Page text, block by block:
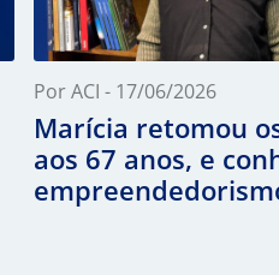
Por ACI - 17/06/2026
Marícia retomou
aos 67 anos, e